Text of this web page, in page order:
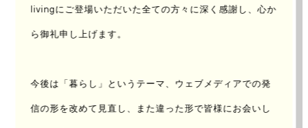
livingにご登場いただいた全ての方々に深く感謝し、心か
ら御礼申し上げます。
今後は「暮らし」というテーマ、ウェブメディアでの発
信の形を改めて見直し、 また違った形で皆様にお会いし
AUTHOR：コトバノイエ 加藤 博久